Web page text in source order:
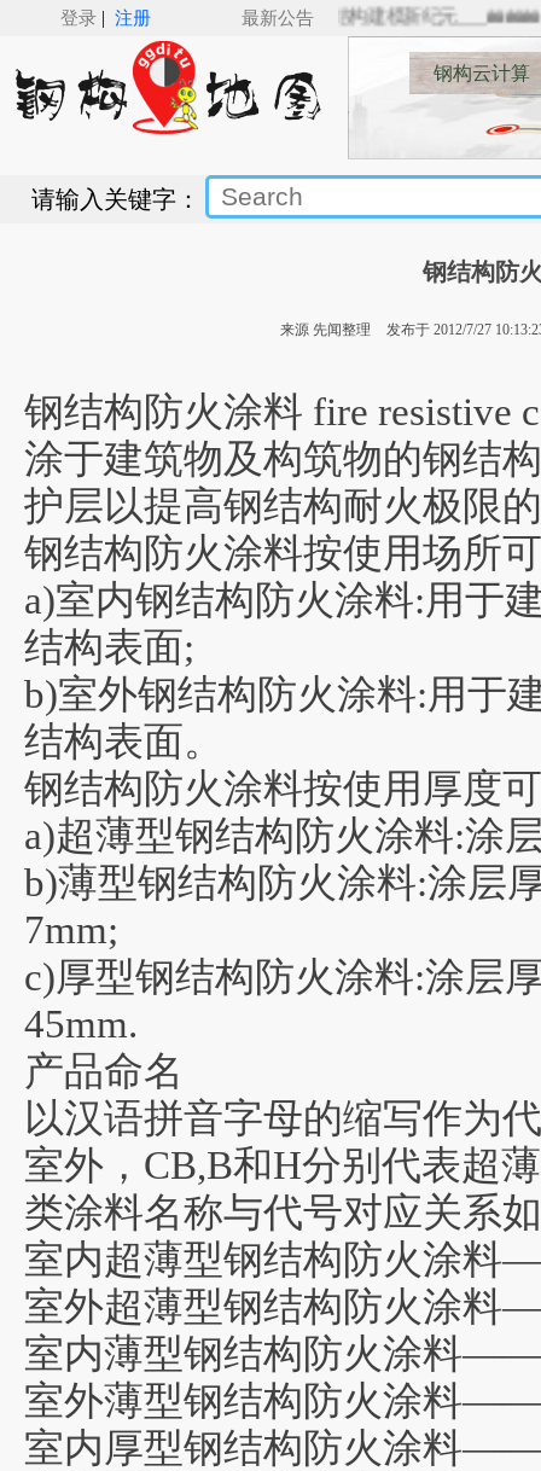
登录 | 注册 最新公告
for Revit（v5.0）来了，Revit钢结构建模新纪元___🚋🚋🚋🚋
钢构云计算
请输入关键字：
钢结构防
来源 先闻整理 发布于 2012/7/27
钢结构防火涂料 fire resistive
涂于建筑物及构筑物的钢结
护层以提高钢结构耐火极限
钢结构防火涂料按使用场所
a)室内钢结构防火涂料:用于
结构表面;
b)室外钢结构防火涂料:用于
结构表面。
钢结构防火涂料按使用厚度
a)超薄型钢结构防火涂料:涂
b)薄型钢结构防火涂料:涂层
7mm;
c)厚型钢结构防火涂料:涂层
45mm.
产品命名
以汉语拼音字母的缩写作为
室外，CB,B和H分别代表超
类涂料名称与代号对应关系
室内超薄型钢结构防火涂料
室外超薄型钢结构防火涂料
室内薄型钢结构防火涂料
室外薄型钢结构防火涂料
室内厚型钢结构防火涂料